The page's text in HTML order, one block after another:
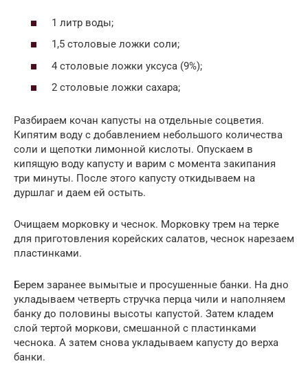
1 литр воды;
1,5 столовые ложки соли;
4 столовые ложки уксуса (9%);
2 столовые ложки сахара;
Разбираем кочан капусты на отдельные соцветия.
Кипятим воду с добавлением небольшого количества
соли и щепотки лимонной кислоты. Опускаем в
кипящую воду капусту и варим с момента закипания
три минуты. После этого капусту откидываем на
дуршлаг и даем ей остыть.
Очищаем морковку и чеснок. Морковку трем на терке
для приготовления корейских салатов, чеснок нарезаем
пластинками.
Берем заранее вымытые и просушенные банки. На дно
укладываем четверть стручка перца чили и наполняем
банку до половины высоты капустой. Затем кладем
слой тертой моркови, смешанной с пластинками
чеснока. А затем снова укладываем капусту до верха
банки.